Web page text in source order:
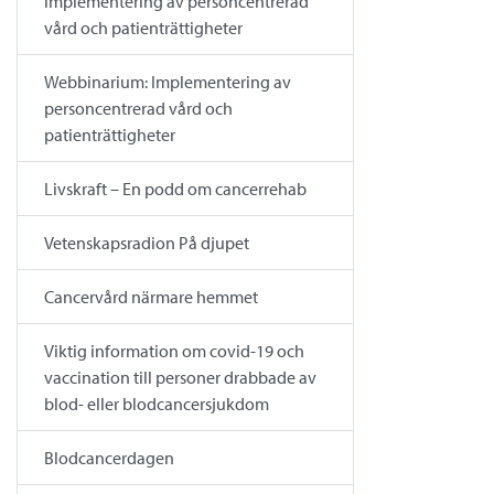
vård och patienträttigheter
Webbinarium: Implementering av
personcentrerad vård och
patienträttigheter
Livskraft – En podd om cancerrehab
Vetenskapsradion På djupet
Cancervård närmare hemmet
Viktig information om covid-19 och
vaccination till personer drabbade av
blod- eller blodcancersjukdom
Blodcancerdagen